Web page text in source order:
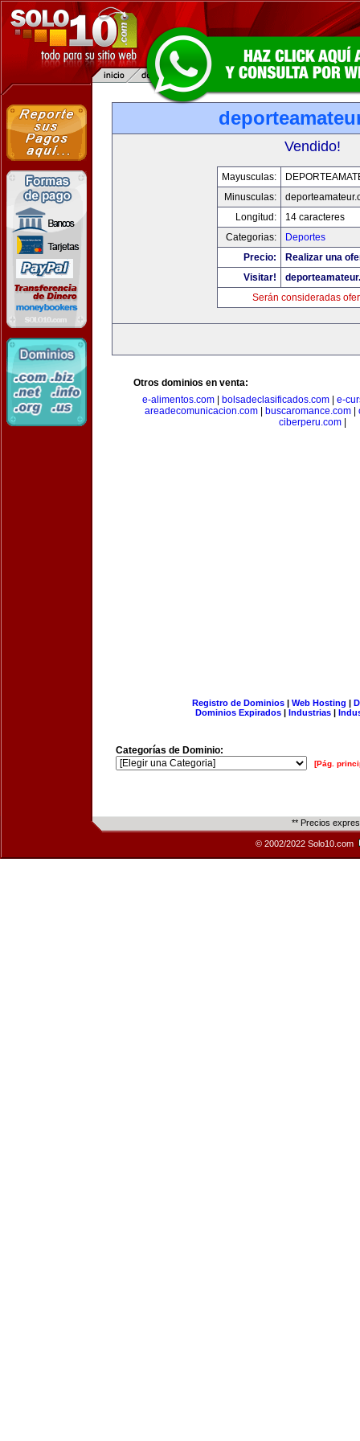
Vendido!
Mayusculas:
Minusculas:
Longitud:
14 caracteres
Categorias:
Deportes
Precio:
Realizar una
Visitar!
Serán consideradas
Otros dominios en venta:
e-alimentos.com| bolsadeclasificados.com| e-
areadecomunicacion.com| buscaromance.com|
ciberperu.com
Registro de Dominios| Web Hosting |
Dominios Expirados | Industrias |
Categorías de Dominio:
[Pág.
** Precios
© 2002/2022 Solo10.com